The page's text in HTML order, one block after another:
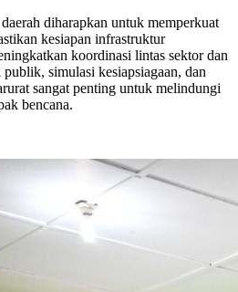
diharapkan untuk memperkuat
kesiapan infrastruktur
koordinasi lintas sektor dan
simulasi kesiapsiagaan, dan
sangat penting untuk melindungi
bencana.